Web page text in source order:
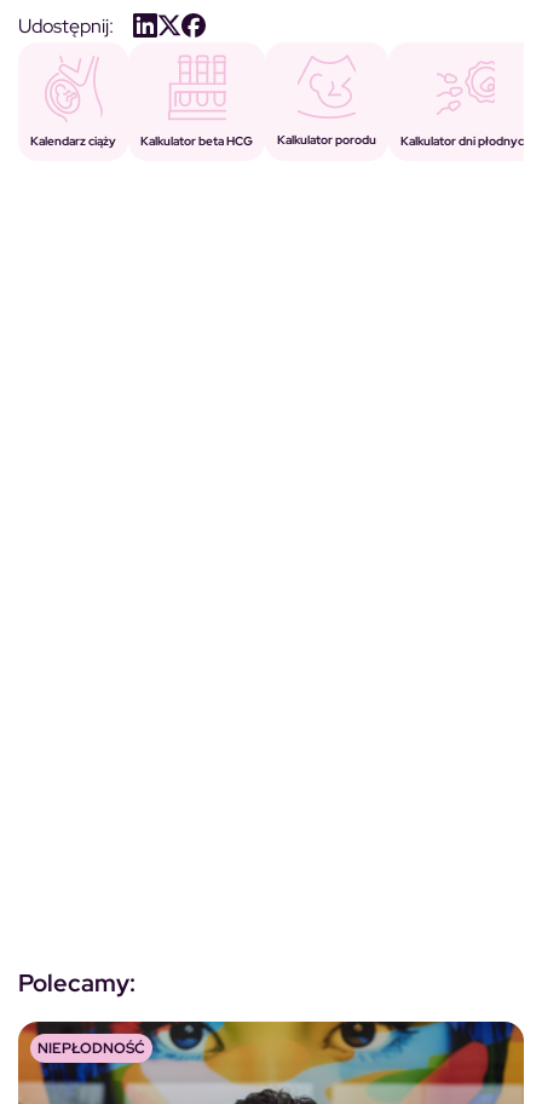
Udostępnij:
Kalendarz ciąży Kalkulator beta HCG Kalkulator porodu Kalkulator dni płodnych
Polecamy:
NIEPŁODNOŚĆ